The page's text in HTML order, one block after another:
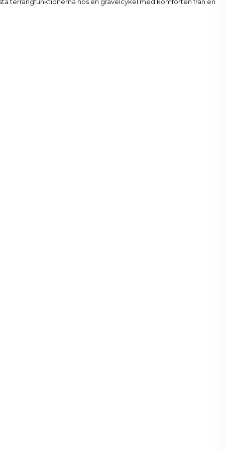
terrängfunktionerna hos en gravelcykel med komforten från en